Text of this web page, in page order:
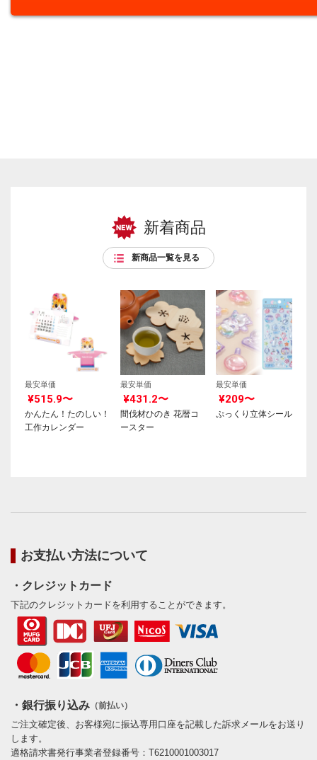
新着商品
新商品一覧を見る
最安単価
¥515.9〜
かんたん！たのしい！
工作カレンダー
最安単価
¥431.2〜
間伐材ひのき 花暦コ
ースター
最安単価
¥209〜
ぷっくり立体シール
お支払い方法について
・クレジットカード
下記のクレジットカードを利用することができます。
・銀行振り込み （前払い）
ご注文確定後、お客様宛に振込専用口座を記載した訴求メールをお送り
します。
適格請求書発行事業者登録番号：T6210001003017